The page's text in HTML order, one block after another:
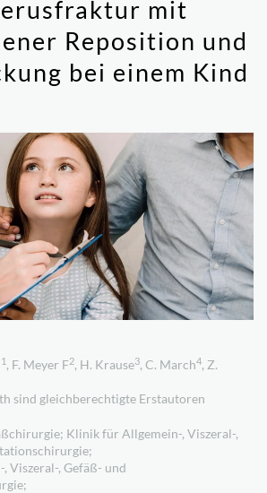
mit
Reposition und
bei einem Kind
1 , F. Meyer F2, H. Krause3, C. March4, Z.
sind gleichberechtigte Erstautoren
Klinik für Allgemein-, Viszeral-,
Viszeral-, Gefäß- und